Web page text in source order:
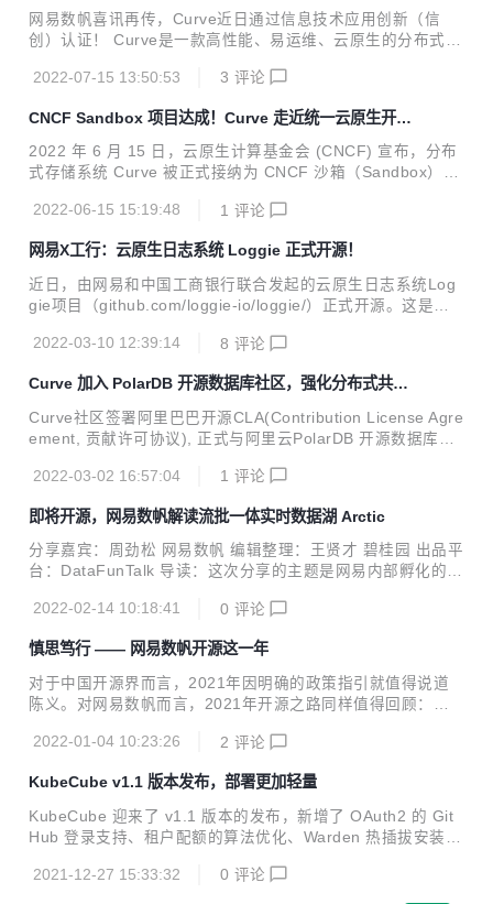
0 版本部署手册： https://github.com/opencurve/curveadm/
wiki‍ Curve 是云原生计算基金会 (CNCF) Sandbox 项目，是
网易数帆喜讯再传，Curve近日通过信息技术应用创新（信
创）认证！ Curve是一款高性能、易运维、云原生的分布式存
目。国家工业信息安全发展研究中心测试结果显示，Curve在
面49个测试用例全部通过。 当前我国正处在数字经济高速发
展期，建设国产自主可控体系、大力发展信创产业已成为“数
字基建”的目标，此次获得权威机构认可，验证了Curve与信创
担当推动目标完成的硬实力，也是其抓住重大历史机遇提速发
2022-07-15 13:50:53 3 评论
CNCF Sandbox 项目达成！Curve 走近统一云原生开源
存储梦想
2022 年 6 月 15 日，云原生计算基金会 (CNCF) 宣布，分布
式存储系统 Curve 被正式接纳为 CNCF 沙箱（Sandbox）项
在以网易分布式架构和云原生实践经验反哺社区，填补高性
CNCF 沙箱，意味着全球顶级开源基金会对网易数帆云原生存
储技术演进的认可，也验证了网易数帆在数字化基础软件领域
的深厚积累，及对未来技术趋势的深刻洞察。通过进入 CNCF
沙箱，Curve 社区将更多吸引更多开发者和用户参与共建，进
一步推动项目在云原生业务场景的成熟应用，从而深化...
2022-06-15 15:19:48 1 评论
网易X工行：云原生日志系统 Loggie 正式开源！
近日，由网易和中国工商银行联合发起的云原生日志系统Log
gie项目（github.com/loggie-io/loggie/）正式开源。这是网
伙伴践行“架构开放，内核开源”技术理念、把控制权交给客户
转型浪潮中，采用云原生技术解决数字化软件研发、运维新挑
战已成主流选择，然而在云原生环境下，容器大规模及频繁动
态迁移、日志存储多样性、Kubernetes元信息查询等特点，
迫使日志管理方式发生变化。随着业务实践的深入，日志方面
存在的人肉运维越来越多、功能开发难以扩展和难以支撑更大
2022-03-10 12:39:14 8 评论
Curve 加入 PolarDB 开源数据库社区，强化分布式共享
存储
Curve社区签署阿里巴巴开源CLA(Contribution License Agre
ement, 贡献许可协议), 正式与阿里云PolarDB 开源数据库社
又一里程碑。 在3月2日的开源 PolarDB 企业级架构发布会
构设计进行了全面解读，作为 PolarDB 技术合作伙伴，Curve
为 PolarDB for PostgreSQL 提供分布式共享存储，其强大的
性能表现引发了社区的注意。 这也表明，作为网易数帆自研开
2022-03-02 16:57:04 1 评论
即将开源，网易数帆解读流批一体实时数据湖 Arctic
分享嘉宾：周劲松 网易数帆 编辑整理：王贤才 碧桂园 出品平
台：DataFunTalk 导读：这次分享的主题是网易内部孵化的数
数帆有数团队结合自身需求，孵化了Arctic。本次分享的内容
心原理 现有成果 总结与规划 01 什么是数据湖 我们从数据摄
取、数据存储和数据分析三个方面来描述数据湖的特性。 数据
摄取就是数据写入，数据湖既可以支持批量的数据写入，也可
存储结构化的数据，我们希望数据湖既能存储结构化的数据，
2022-02-14 10:18:41 0 评论
慎思笃行 —— 网易数帆开源这一年
对于中国开源界而言，2021年因明确的政策指引就值得说道
陈义。对网易数帆而言，2021年开源之路同样值得回顾：一
项目送入 Apache 基金会孵化。种种行动，让业界更深刻地感
che Way，推动大数据平民化 从早期的 LAMP 架构，到今天
的 Hadoop 生态，Apache 软件基金会（ASF）在开源领域影
响深远，其形成的 “The Apache Way” ，已经成为引领全球社
的努力，也缔造了数帆与 ASF 愈发深...
2022-01-04 10:23:26 2 评论
KubeCube v1.1 版本发布，部署更加轻量
KubeCube 迎来了 v1.1 版本的发布，新增了 OAuth2 的 Git
Hub 登录支持、租户配额的算法优化、Warden 热插拔安装包
详见 ChangeLog。 v1.1 版本中最主要的特性是 Auth-Proxy
能力的支持，使得部署更加轻量，无需侵入修改 kube-apiser
2021-12-27 15:33:32 0 评论